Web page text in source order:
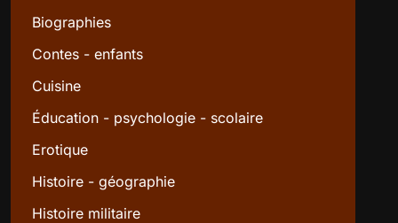
Biographies
Contes - enfants
Cuisine
Éducation - psychologie - scolaire
Erotique
Histoire - géographie
Histoire militaire